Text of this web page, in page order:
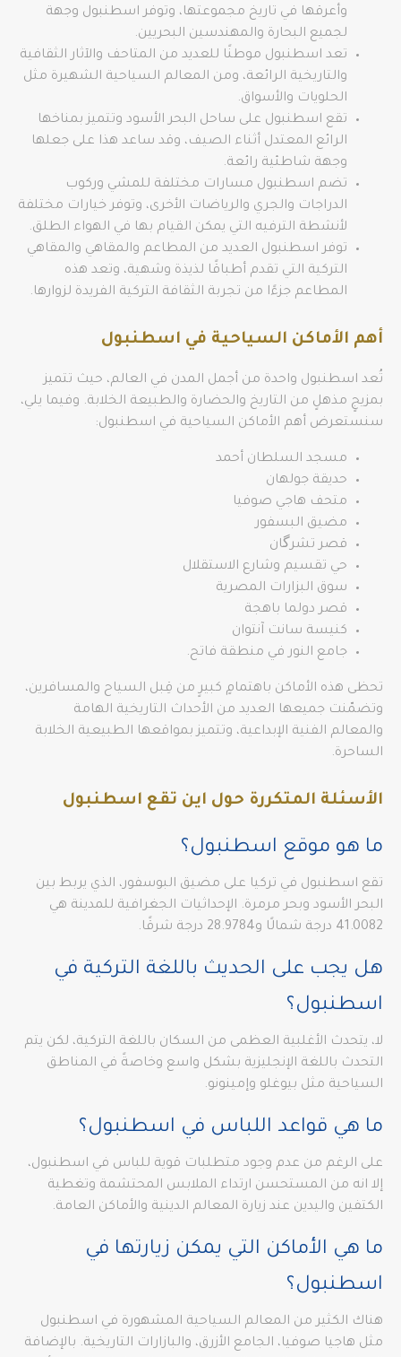
وأعرقها في تاريخ مجموعتها، وتوفر اسطنبول وجهة
لجميع البحارة والمهندسين البحريين.
تعد اسطنبول موطنًا للعديد من المتاحف والآثار الثقافية
والتاريخية الرائعة، ومن المعالم السياحية الشهيرة مثل
الحلويات والأسواق.
تقع اسطنبول على ساحل البحر الأسود وتتميز بمناخها
الرائع المعتدل أثناء الصيف، وقد ساعد هذا على جعلها
وجهة شاطئية رائعة.
تضم اسطنبول مسارات مختلفة للمشي وركوب
الدراجات والجري والرياضات الأخرى، وتوفر خيارات مختلفة
لأنشطة الترفيه التي يمكن القيام بها في الهواء الطلق.
توفر اسطنبول العديد من المطاعم والمقاهي والمقاهي
التركية التي تقدم أطباقًا لذيذة وشهية، وتعد هذه
المطاعم جزءًا من تجربة الثقافة التركية الفريدة لزوارها.
أهم الأماكن السياحية في اسطنبول
تُعد اسطنبول واحدة من أجمل المدن في العالم، حيث تتميز
بمزيجٍ مذهلٍ من التاريخ والحضارة والطبيعة الخلابة. وفيما يلي،
سنستعرض أهم الأماكن السياحية في اسطنبول:
مسجد السلطان أحمد
حديقة جولهان
متحف هاجي صوفيا
مضيق البسفور
قصر تشرگان
حي تقسيم وشارع الاستقلال
سوق البزارات المصرية
قصر دولما باهجة
كنيسة سانت آنتوان
جامع النور في منطقة فاتح.
تحظى هذه الأماكن باهتمامٍ كبيرٍ من قِبل السياح والمسافرين،
وتضمّنت جميعها العديد من الأحداث التاريخية الهامة
والمعالم الفنية الإبداعية، وتتميز بمواقعها الطبيعية الخلابة
الساحرة.
الأسئلة المتكررة حول اين تقع اسطنبول
ما هو موقع اسطنبول؟
تقع اسطنبول في تركيا على مضيق البوسفور، الذي يربط بين
البحر الأسود وبحر مرمرة. الإحداثيات الجغرافية للمدينة هي
41.0082 درجة شمالًا و28.9784 درجة شرقًا.
هل يجب على الحديث باللغة التركية في
اسطنبول؟
لا، يتحدث الأغلبية العظمى من السكان باللغة التركية، لكن يتم
التحدث باللغة الإنجليزية بشكل واسع وخاصةً في المناطق
السياحية مثل بيوغلو وإمينونو.
ما هي قواعد اللباس في اسطنبول؟
على الرغم من عدم وجود متطلبات قوية للباس في اسطنبول،
إلا انه من المستحسن ارتداء الملابس المحتشمة وتغطية
الكتفين واليدين عند زيارة المعالم الدينية والأماكن العامة.
ما هي الأماكن التي يمكن زيارتها في
اسطنبول؟
هناك الكثير من المعالم السياحية المشهورة في اسطنبول
مثل هاجيا صوفيا، الجامع الأزرق، والبازارات التاريخية. بالإضافة